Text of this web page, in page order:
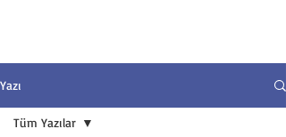
Yazı
Tüm Yazılar